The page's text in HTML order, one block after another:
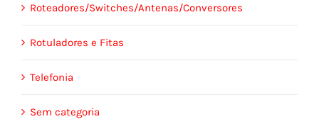
Roteadores/Switches/Antenas/Conversores
Rotuladores e Fitas
Telefonia
Sem categoria